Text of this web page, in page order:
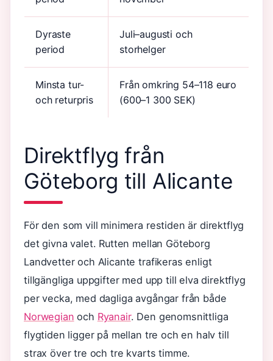
Dyraste
period
Juli–augusti och
storhelger
Minsta tur-
och returpris
Från omkring 54–118 euro
(600–1 300 SEK)
Direktflyg från
Göteborg till Alicante
För den som vill minimera restiden är direktflyg
det givna valet. Rutten mellan Göteborg
Landvetter och Alicante trafikeras enligt
tillgängliga uppgifter med upp till elva direktflyg
per vecka, med dagliga avgångar från både
Norwegian och Ryanair. Den genomsnittliga
flygtiden ligger på mellan tre och en halv till
strax över tre och tre kvarts timme.